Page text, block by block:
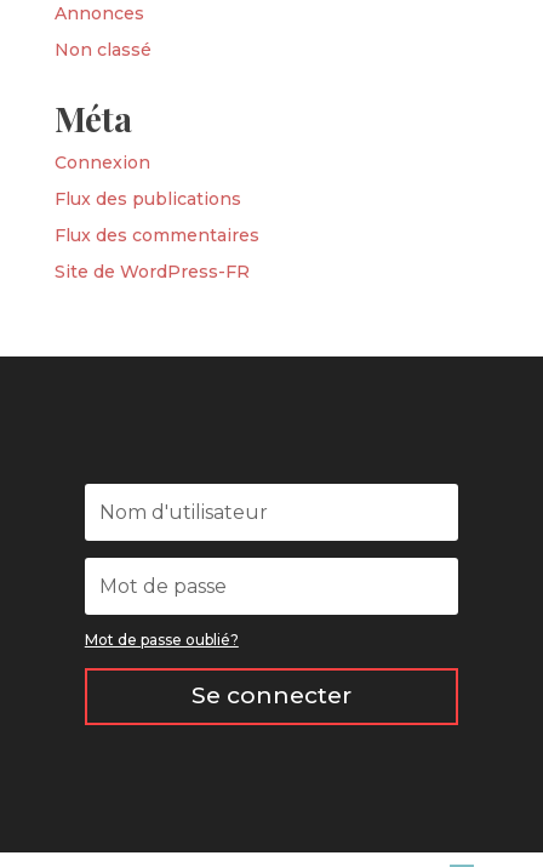
Annonces
Non classé
Méta
Connexion
Flux des publications
Flux des commentaires
Site de WordPress-FR
Mot de passe oublié?
Se connecter